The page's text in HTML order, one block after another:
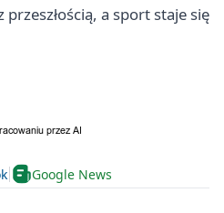
przeszłością, a sport staje się
Google News